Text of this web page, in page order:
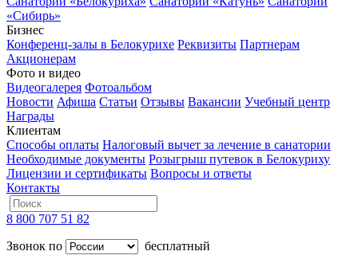
«Сибирь»
Бизнес
Конференц-залы в Белокурихе Реквизиты Партнерам
Акционерам
Фото и видео
Видеогалерея Фотоальбом
Новости Афиша Статьи Отзывы Вакансии Учебный центр
Награды
Клиентам
Способы оплаты Налоговый вычет за лечение в санатории
Необходимые документы Розыгрыш путевок в Белокуриху
Лицензии и сертификаты Вопросы и ответы
Контакты
8 800 707 51 82
Звонок по
бесплатный